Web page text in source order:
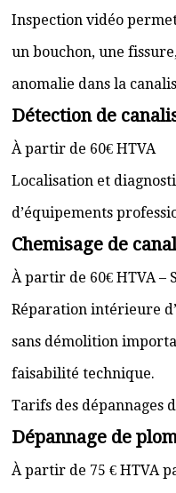
Inspection vidéo
un bouchon, une
anomalie dans la
Détection de
À partir de 60€ HTVA
Localisation et
d’équipements
Chemisage de
À partir de 60€ HTVA –
Réparation intérieure
sans démolition
faisabilité technique.
Tarifs des dépannages
Dépannage de
À partir de 75 € HTVA